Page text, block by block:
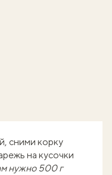
сними корку
на кусочки
нужно 500 г